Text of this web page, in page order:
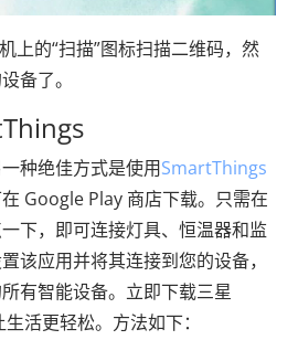
上的“扫描”图标扫描二维码，然
备了。
种绝佳方式是使用SmartThings
Google Play 商店下载。只需在
下，即可连接灯具、恒温器和监
该应用并将其连接到您的设备，
有智能设备。立即下载三星
活更轻松。方法如下：